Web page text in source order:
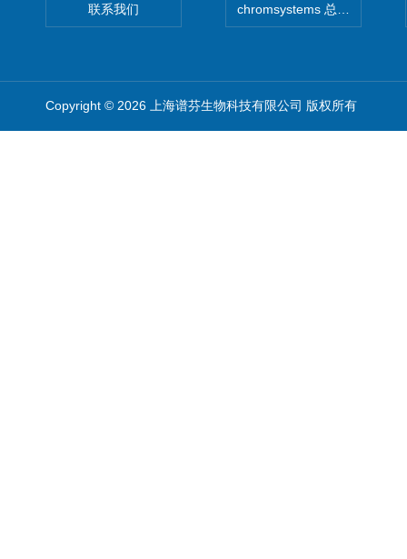
联系我们 chromsystems 总代理
Copyright © 2026 上海谱芬生物科技有限公司 版权所有